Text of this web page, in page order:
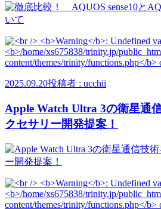
2025.09.20投稿者 : ucchii
Apple Watch Ultra 3の衛星通
クセサリー開発提案！